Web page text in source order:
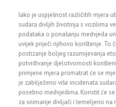
Iako je uspješnost različitih mjera
sudara divljih životinja s vozilima
podataka o ponašanju medvjeda
uvijek priječi njihovo korištenje. To
postizanje boljeg razumijevanja
potvrđivanje djelotvornosti
primjene mjera promatrat će se
je zabilježeno više incidenata
posebno medvjedima. Koristit će
za snimanje divljači i temeljeno na